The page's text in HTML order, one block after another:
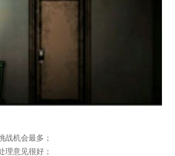
战机会最多；
理意见很好；